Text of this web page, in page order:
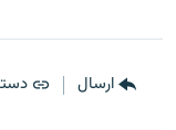
ارسال